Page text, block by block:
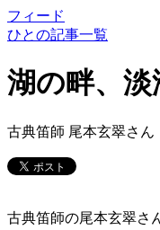
フィード
ひとの記事一覧
湖の畔、
古典笛師 尾本玄翠さん
古典笛師の尾本玄翠さ